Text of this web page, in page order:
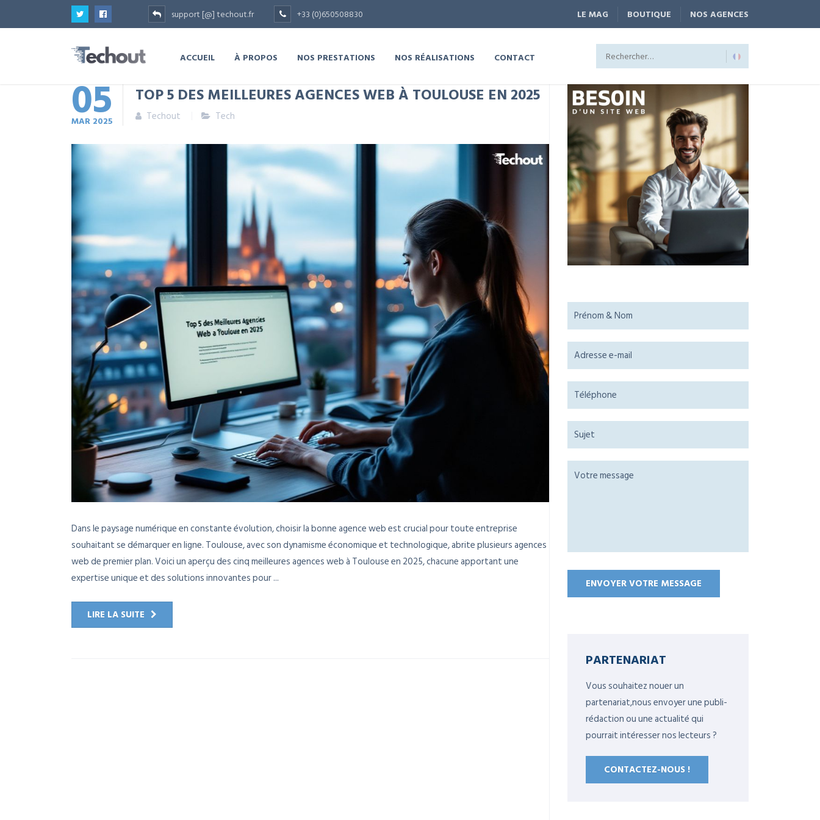
support [@] techout.fr +33 (0)650508830 LE MAG BOUTIQUE NOS AGENCES
ACCUEIL À PROPOS NOS PRESTATIONS NOS RÉALISATIONS CONTACT
05
MAR 2025
TOP 5 DES MEILLEURES AGENCES WEB À TOULOUSE EN 2025
Techout Tech
Dans le paysage numérique en constante évolution, choisir la bonne agence web est crucial pour toute entreprise
souhaitant se démarquer en ligne. Toulouse, avec son dynamisme économique et technologique, abrite plusieurs agences
web de premier plan. Voici un aperçu des cinq meilleures agences web à Toulouse en 2025, chacune apportant une
expertise unique et des solutions innovantes pour ...
LIRE LA SUITE
PARTENARIAT
Vous souhaitez nouer un
partenariat,nous envoyer une publi-
rédaction ou une actualité qui
pourrait intéresser nos lecteurs ?
CONTACTEZ-NOUS !